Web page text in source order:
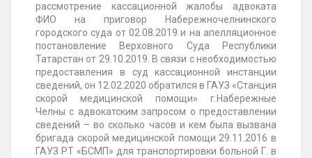
рассмотрение кассационной жалобы адвоката
ФИО на приговор Набережночелнинского
городского суда от 02.08.2019 и на апелляционное
постановление Верховного Суда Республики
Татарстан от 29.10.2019. В связи с необходимостью
предоставления в суд кассационной инстанции
сведений, он 12.02.2020 обратился в ГАУЗ «Станция
скорой медицинской помощи» г.Набережные
Челны с адвокатским запросом о предоставлении
сведений – во сколько часов и кем была вызвана
бригада скорой медицинской помощи 29.11.2016 в
ГАУЗ РТ «БСМП» для транспортировки больной Г. в